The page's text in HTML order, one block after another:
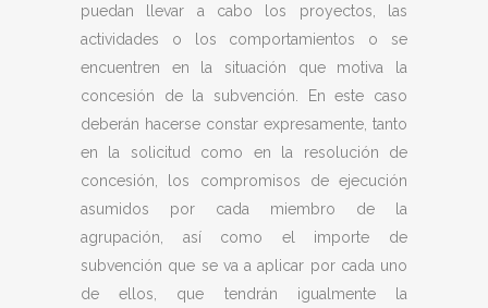
puedan llevar a cabo los proyectos, las
actividades o los comportamientos o se
encuentren en la situación que motiva la
concesión de la subvención. En este caso
deberán hacerse constar expresamente, tanto
en la solicitud como en la resolución de
concesión, los compromisos de ejecución
asumidos por cada miembro de la
agrupación, así como el importe de
subvención que se va a aplicar por cada uno
de ellos, que tendrán igualmente la